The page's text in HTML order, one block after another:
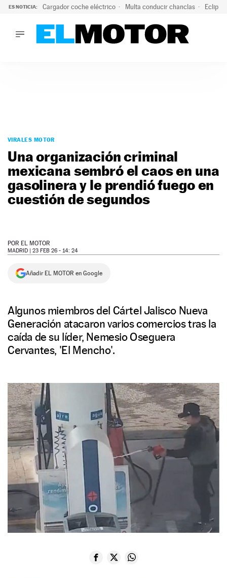
ES NOTICIA: Cargador coche eléctrico Multa conducir chanclas
PODCAST
MOTOS
TECNOLOGÍA
MOTORTV
NEWSLETTER
SÍGUENOS
VIRALES MOTOR
Una organización criminal
mexicana sembró el caos en una
gasolinera y le prendió fuego en
cuestión de segundos
POR EL MOTOR
MADRID | 23 FEB 26 - 14: 24
Añadir EL MOTOR en Google
Algunos miembros del Cártel Jalisco Nueva
Generación atacaron varios comercios tras la
caída de su líder, Nemesio Oseguera
Cervantes, 'El Mencho'.